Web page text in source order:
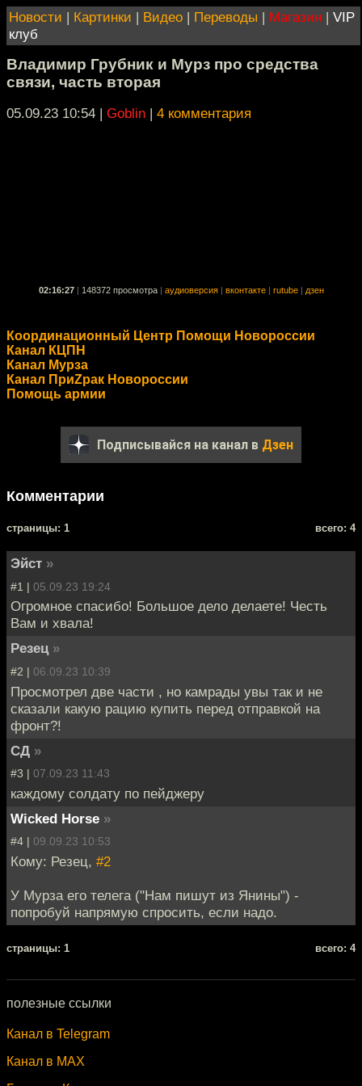
Новости | Картинки | Видео | Переводы | Магазин | VIP
клуб
Владимир Грубник и Мурз про средства
связи, часть вторая
05.09.23 10:54 | Goblin | 4 комментария
02:16:27 148372 просмотра аудиоверсия вконтакте rutube дзен
Координационный Центр Помощи Новороссии
Канал КЦПН
Канал Мурза
Канал ПриZрак Новороссии
Помощь армии
Подписывайся на канал в Дзен
Комментарии
cтраницы: 1 всего: 4
Эйст »
#1 | 05.09.23 19:24
Огромное спасибо! Большое дело делаете! Честь
Вам и хвала!
Резец »
#2 | 06.09.23 10:39
Просмотрел две части , но камрады увы так и не
сказали какую рацию купить перед отправкой на
фронт?!
СД »
#3 | 07.09.23 11:43
каждому солдату по пейджеру
Wicked Horse »
#4 | 09.09.23 10:53
Кому: Резец, #2
У Мурза его телега ("Нам пишут из Янины") -
попробуй напрямую спросить, если надо.
cтраницы: 1 всего: 4
полезные ссылки
Канал в Telegram
Канал в MAX